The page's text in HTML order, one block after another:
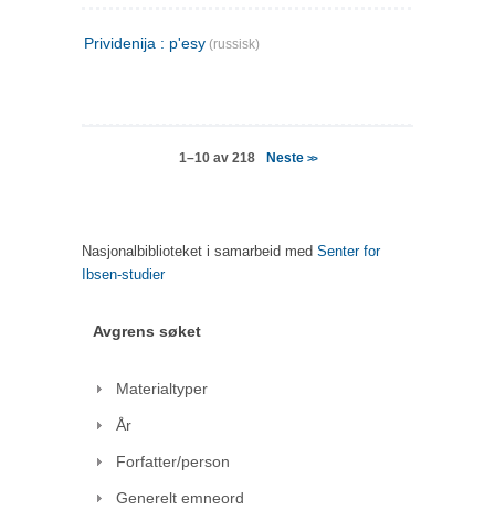
Prividenija : p'esy (russisk)
1–10 av 218 Neste >>
Nasjonalbiblioteket i samarbeid med Senter for
Ibsen-studier
Avgrens søket
Materialtyper
År
Forfatter/person
Generelt emneord